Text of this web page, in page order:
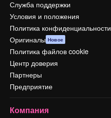
Служба поддержки
Условия и положения
Политика конфиденциальности
Оригиналы Новое
Политика файлов cookie
Центр доверия
Партнеры
Предприятие
Компания